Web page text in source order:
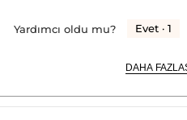
Yardımcı oldu mu? Evet · 1
DAHA